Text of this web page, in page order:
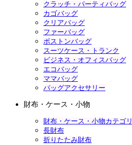
クラッチ・パーティバッグ
カゴバッグ
クリアバッグ
ファーバッグ
ボストンバッグ
スーツケース・トランク
ビジネス・オフィスバッグ
エコバッグ
ママバッグ
バッグアクセサリー
財布・ケース・小物
財布・ケース・小物カテゴ
長財布
折りたたみ財布